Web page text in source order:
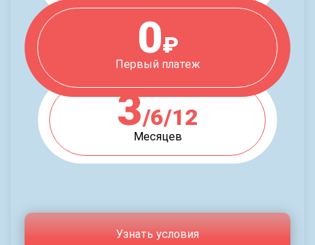
0₽
Первый платеж
3/6/12
Месяцев
Узнать условия